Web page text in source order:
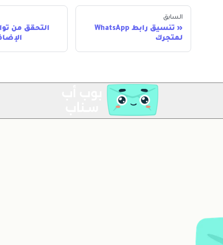
السابق
تنسيق رابط WhatsApp
لمتجرك
التحقق من